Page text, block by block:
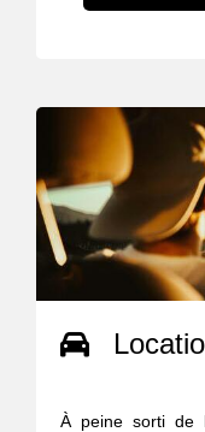
À peine sorti de